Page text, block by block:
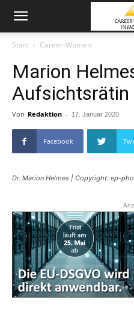
Start Career-Women
Marion
Aufsichtsrätin
Von Redaktion - 17. Januar 2020
Facebook
Dr. Marion Helmes | Copyright: ep-